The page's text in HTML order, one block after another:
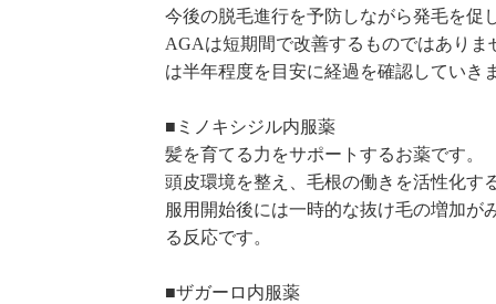
今後の脱毛進行を予防しながら発毛を促
AGAは短期間で改善するものではあり
は半年程度を目安に経過を確認していき
■ミノキシジル内服薬
髪を育てる力をサポートするお薬です。
頭皮環境を整え、毛根の働きを活性化す
服用開始後には一時的な抜け毛の増加
る反応です。
■ザガーロ内服薬